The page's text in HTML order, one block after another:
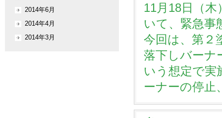
11月18日（
いて、緊急事
今回は、第２
落下しバーナ
いう想定で実
ーナーの停
2014年6月
2014年4月
2014年3月